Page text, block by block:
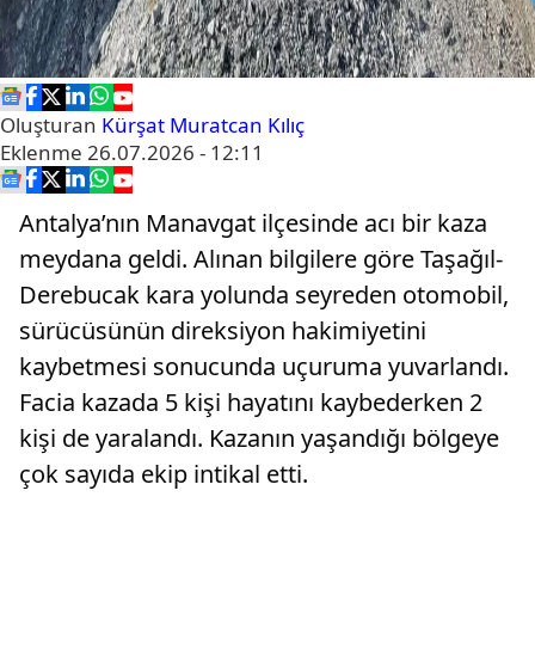
Oluşturan Kürşat Muratcan Kılıç
Eklenme 26.07.2026 - 12:11
Antalya’nın Manavgat ilçesinde acı bir kaza
meydana geldi. Alınan bilgilere göre Taşağıl-
Derebucak kara yolunda seyreden otomobil,
sürücüsünün direksiyon hakimiyetini
kaybetmesi sonucunda uçuruma yuvarlandı.
Facia kazada 5 kişi hayatını kaybederken 2
kişi de yaralandı. Kazanın yaşandığı bölgeye
çok sayıda ekip intikal etti.